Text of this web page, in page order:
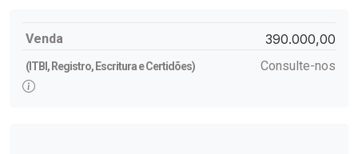
Venda 390.000,00
(ITBI, Registro, Escritura e Certidões) Consulte-nos